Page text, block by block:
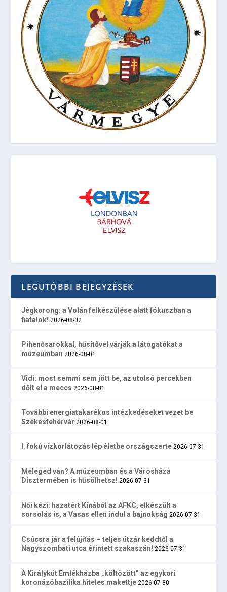
LEGUTÓBBI BEJEGYZÉSEK
Jégkorong: a Volán felkészülése alatt fókuszban a
fiatalok! 2026-08-02
Pihenősarokkal, hűsítővel várják a látogatókat a
múzeumban 2026-08-01
Vidi: most semmi sem jött be, az utolsó percekben
dőlt el a meccs 2026-08-01
További energiatakarékos intézkedéseket vezet be
Székesfehérvár 2026-08-01
I. fokú vízkorlátozás lép életbe országszerte 2026-07-31
Meleged van? A múzeumban és a Városháza
Dísztermében is hűsölhetsz! 2026-07-31
Női kézi: hazatért Kínából az AFKC, elkészült a
sorsolás is, a Vasas ellen indul a bajnokság 2026-07-31
Csúcsra jár a felújítás – teljes útzár keddtől a
Nagyszombati utca érintett szakaszán! 2026-07-31
A Királykút Emlékházba „költözött” az egykori
koronázóbazilika hiteles makettje 2026-07-30